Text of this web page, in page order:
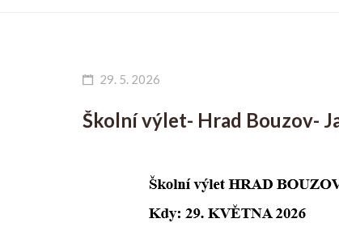
29. 5. 2026
Školní výlet- Hrad Bouzov-